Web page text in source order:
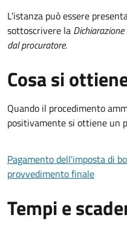
L'istanza può essere
sottoscrivere la
dal procuratore.
Cosa si
Quando il procedimento
positivamente si ottiene un
Pagamento dell'imposta di
provvedimento finale
Tempi e